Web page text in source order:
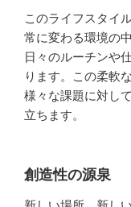
このライフスタイ
常に変わる環境の
日々のルーチンや
ります。この柔軟
様々な課題に対し
立ちます。
創造性の源泉